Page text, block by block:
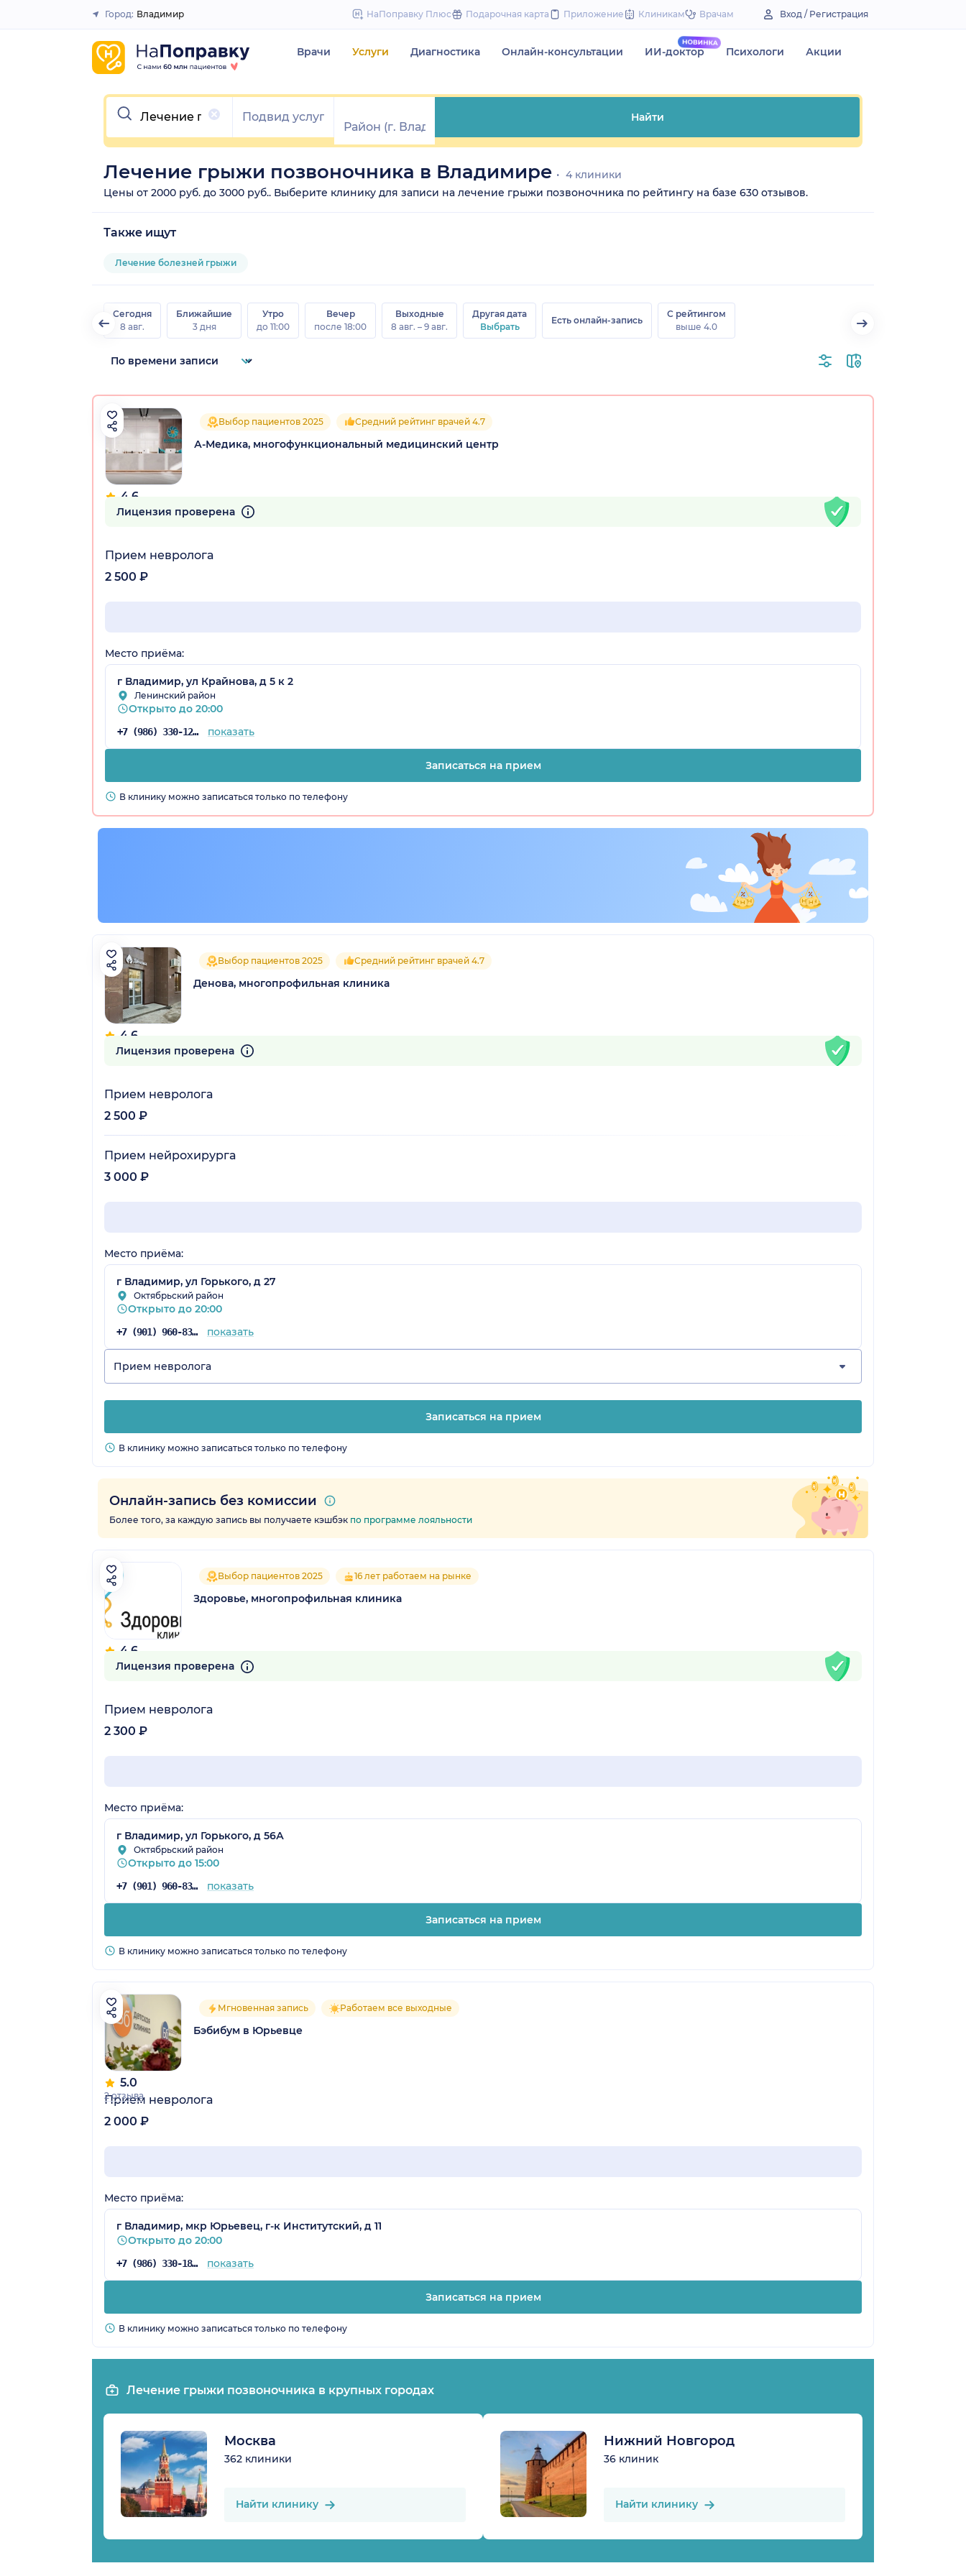
to
Закрыть
Город: Владимир НаПоправку Плюс Подарочная карта Приложение Клиникам Врачам Вход / Регистрация
Врачи Услуги Диагностика Онлайн-консультации ИИ-доктор Психологи Акции
Очистить
Найти
Лечение грыжи позвоночника в Владимире
4 клиники
Цены от 2000 руб. до 3000 руб.. Выберите клинику для записи на лечение грыжи позвоночника по рейтингу на базе 630 отзывов.
Также ищут
Лечение болезней грыжи
Сегодня
8 авг.
Ближайшие
3 дня
Утро
до 11:00
Вечер
после 18:00
Выходные
8 авг. – 9 авг.
Другая дата
Выбрать
Есть онлайн-запись
С рейтингом
выше 4.0
4.6
286 отзывов
Выбор пациентов 2025 Средний рейтинг врачей 4.7
А-Медика, многофункциональный медицинский центр
Лицензия проверена
Прием невролога
2 500 ₽
Место приёма:
г Владимир, ул Крайнова, д 5 к 2
Ленинский район
Открыто до 20:00
+7 (986) 330-12-96 показать
Записаться на прием
В клинику можно записаться только по телефону
4.6
81 отзыв
Выбор пациентов 2025 Средний рейтинг врачей 4.7
Денова, многопрофильная клиника
Лицензия проверена
Прием невролога
2 500 ₽
Прием нейрохирурга
3 000 ₽
Место приёма:
г Владимир, ул Горького, д 27
Октябрьский район
Открыто до 20:00
+7 (901) 960-83-62 показать
Прием невролога
Записаться на прием
В клинику можно записаться только по телефону
Онлайн-запись без комиссии
Более того, за каждую запись вы получаете кэшбэк по программе лояльности
4.6
261 отзыв
Выбор пациентов 2025 16 лет работаем на рынке
Здоровье, многопрофильная клиника
Лицензия проверена
Прием невролога
2 300 ₽
Место приёма:
г Владимир, ул Горького, д 56А
Октябрьский район
Открыто до 15:00
+7 (901) 960-83-52 показать
Записаться на прием
В клинику можно записаться только по телефону
5.0
2 отзыва
Мгновенная запись Работаем все выходные
Бэбибум в Юрьевце
Прием невролога
2 000 ₽
Место приёма:
г Владимир, мкр Юрьевец, г-к Институтский, д 11
Открыто до 20:00
+7 (986) 330-18-69 показать
Записаться на прием
В клинику можно записаться только по телефону
Лечение грыжи позвоночника в крупных городах
Москва
362 клиники
Найти клинику
Нижний Новгород
36 клиник
Найти клинику